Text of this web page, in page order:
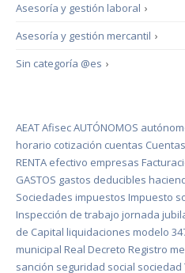
›
Asesoría y gestión laboral
›
Asesoría y gestión mercantil
›
Sin categoría @es
AEATAfisecAUTÓNOMOS
horario cotización cuentas
RENTA efectivo empresas
GASTOS gastos deducibles
Sociedades impuestos Impuesto
Inspección de trabajo jornada
de Capital liquidaciones modelo
municipal Real Decreto Registro
sanción seguridad social sociedad